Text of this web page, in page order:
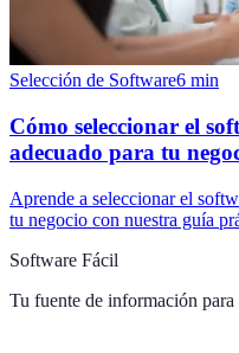
Selección de Software6 min
Cómo seleccionar el
adecuado para tu
Aprende a seleccionar el
tu negocio con nuestra guía
Software Fácil
Tu fuente de información para